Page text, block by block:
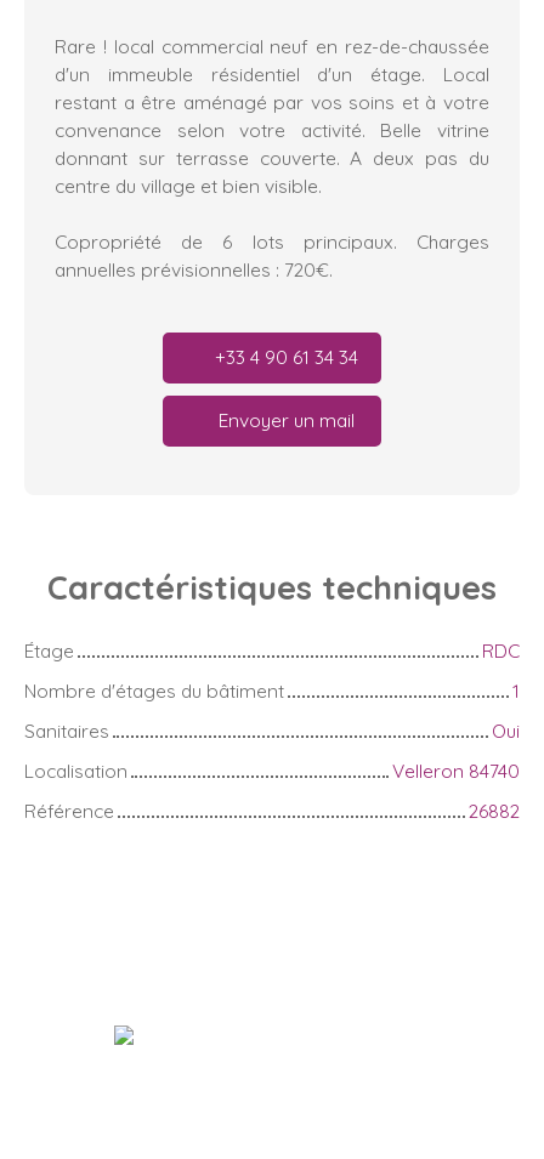
Rare ! local commercial neuf en rez-de-chaussée
d'un immeuble résidentiel d'un étage. Local
restant a être aménagé par vos soins et à votre
convenance selon votre activité. Belle vitrine
donnant sur terrasse couverte. A deux pas du
centre du village et bien visible.
Copropriété de 6 lots principaux. Charges
annuelles prévisionnelles : 720€.
+33 4 90 61 34 34
Envoyer un mail
Caractéristiques techniques
Étage
RDC
Nombre d'étages du bâtiment
1
Sanitaires
Oui
Localisation
Velleron 84740
Référence
26882